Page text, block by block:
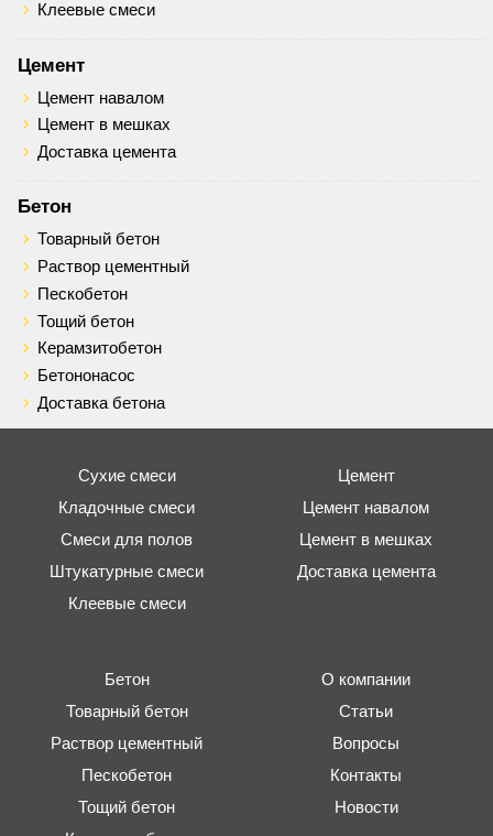
Клеевые смеси
Цемент
Цемент навалом
Цемент в мешках
Доставка цемента
Бетон
Товарный бетон
Раствор цементный
Пескобетон
Тощий бетон
Керамзитобетон
Бетононасос
Доставка бетона
Сухие смеси
Кладочные смеси
Смеси для полов
Штукатурные смеси
Клеевые смеси
Цемент
Цемент навалом
Цемент в мешках
Доставка цемента
Бетон
Товарный бетон
Раствор цементный
Пескобетон
Тощий бетон
О компании
Статьи
Вопросы
Контакты
Новости